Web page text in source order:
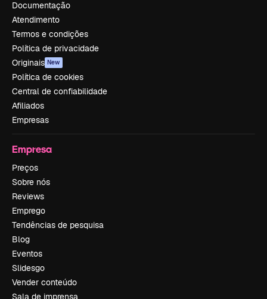
Documentação
Atendimento
Termos e condições
Política de privacidade
Originais New
Política de cookies
Central de confiabilidade
Afiliados
Empresas
Empresa
Preços
Sobre nós
Reviews
Emprego
Tendências de pesquisa
Blog
Eventos
Slidesgo
Vender conteúdo
Sala de imprensa